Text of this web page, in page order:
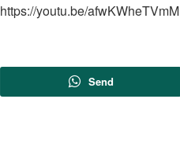
https://youtu.be/afwKWheTVmM
Send